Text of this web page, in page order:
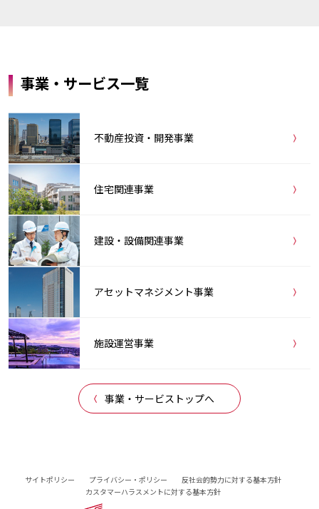
事業・サービス一覧
不動産投資・開発事業
住宅関連事業
建設・設備関連事業
アセットマネジメント事業
施設運営事業
事業・サービストップへ
サイトポリシー プライバシー・ポリシー
反社会的勢力に対する基本方針
カスタマーハラスメントに対する基本方針